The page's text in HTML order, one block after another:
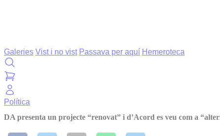
Galeries Vist i no vist Passava per aquí Hemeroteca
Política
DA presenta un projecte “renovat” i d’Acord es veu com a